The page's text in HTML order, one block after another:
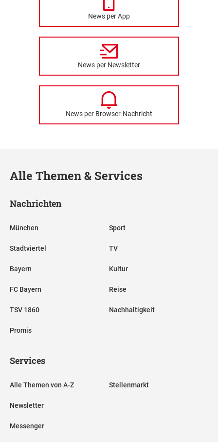
News per App
News per Newsletter
News per Browser-Nachricht
Alle Themen & Services
Nachrichten
München
Stadtviertel
Bayern
FC Bayern
TSV 1860
Promis
Sport
TV
Kultur
Reise
Nachhaltigkeit
Services
Alle Themen von A-Z
Newsletter
Messenger
Stellenmarkt